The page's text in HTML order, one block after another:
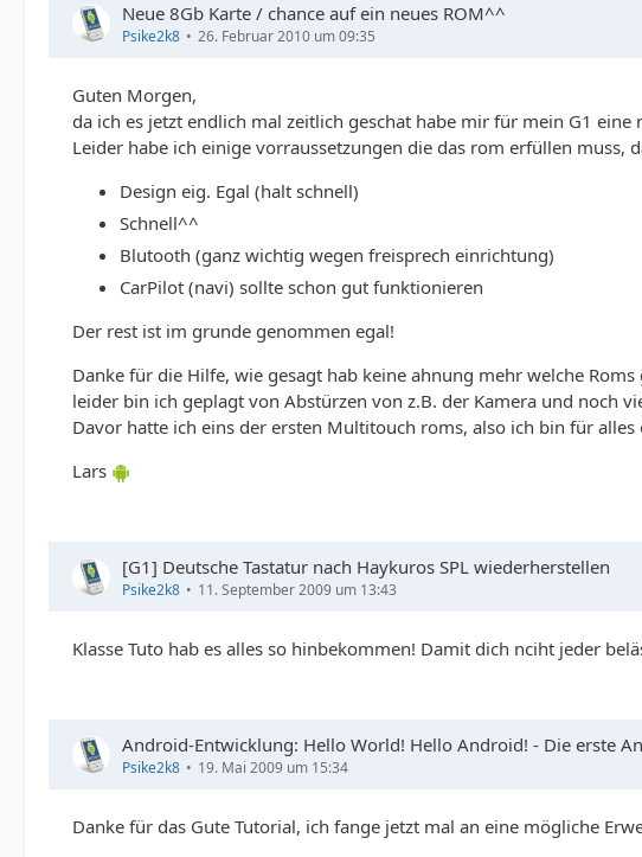
Neue 8Gb Karte / chance auf ein neues ROM^^
Psike2k8 26. Februar 2010 um 09:35
Guten Morgen,
da ich es jetzt endlich mal zeitlich geschat habe mir für mein G1
Leider habe ich einige vorraussetzungen die das rom erfüllen
Design eig. Egal (halt schnell)
Schnell^^
Blutooth (ganz wichtig wegen freisprech einrichtung)
CarPilot (navi) sollte schon gut funktionieren
Der rest ist im grunde genommen egal!
Danke für die Hilfe, wie gesagt hab keine ahnung mehr welche Roms
leider bin ich geplagt von Abstürzen von z.B. der Kamera und noch
Davor hatte ich eins der ersten Multitouch roms, also ich bin für
Lars
[G1] Deutsche Tastatur nach Haykuros SPL wiederherstellen
Psike2k8 11. September 2009 um 13:43
Klasse Tuto hab es alles so hinbekommen! Damit dich nciht jeder
Android-Entwicklung: Hello World! Hello Android! - Die erste
Psike2k8 19. Mai 2009 um 15:34
Danke für das Gute Tutorial, ich fange jetzt mal an eine mögliche